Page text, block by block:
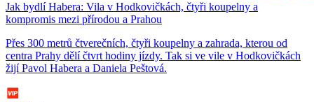
Jak bydlí Habera: Vila v Hodkovičkách, čtyři koupelny a
kompromis mezi přírodou a Prahou
Přes 300 metrů čtverečních, čtyři koupelny a zahrada, kterou od
centra Prahy dělí čtvrt hodiny jízdy. Tak si ve vile v Hodkovičkách
žijí Pavol Habera a Daniela Peštová.